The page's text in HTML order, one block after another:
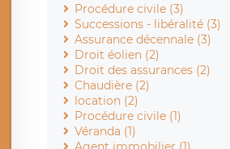
Procédure civile (3)
Successions - libéralité (3)
Assurance décennale (3)
Droit éolien (2)
Droit des assurances (2)
Chaudière (2)
location (2)
Procédure civile (1)
Véranda (1)